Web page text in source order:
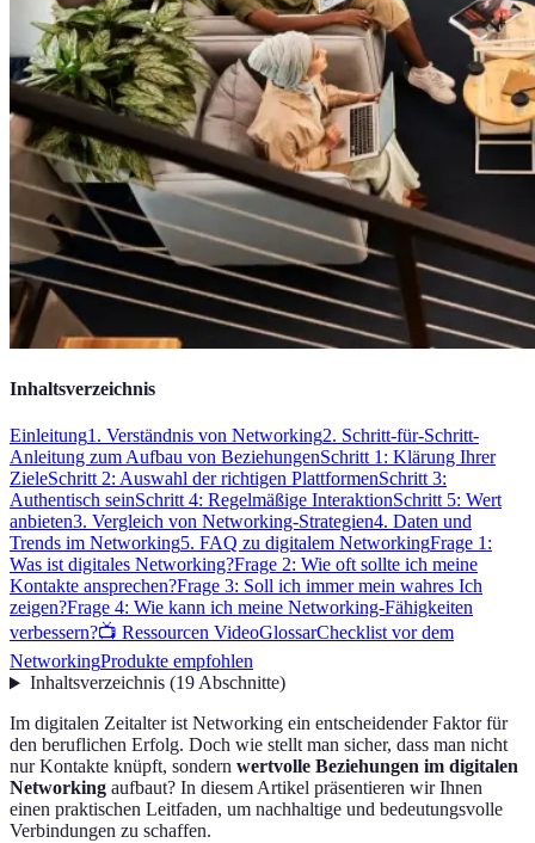
Inhaltsverzeichnis
Einleitung1. Verständnis von Networking2. Schritt-für-Schritt-
Anleitung zum Aufbau von BeziehungenSchritt 1: Klärung Ihrer
ZieleSchritt 2: Auswahl der richtigen PlattformenSchritt 3:
Authentisch seinSchritt 4: Regelmäßige InteraktionSchritt 5: Wert
anbieten3. Vergleich von Networking-Strategien4. Daten und
Trends im Networking5. FAQ zu digitalem NetworkingFrage 1:
Was ist digitales Networking?Frage 2: Wie oft sollte ich meine
Kontakte ansprechen?Frage 3: Soll ich immer mein wahres Ich
zeigen?Frage 4: Wie kann ich meine Networking-Fähigkeiten
verbessern?📺 Ressourcen VideoGlossarChecklist vor dem
NetworkingProdukte empfohlen
Inhaltsverzeichnis(19Abschnitte)
Im digitalen Zeitalter ist Networking ein entscheidender Faktor für
den beruflichen Erfolg. Doch wie stellt man sicher, dass man nicht
nur Kontakte knüpft, sondern wertvolle Beziehungen im digitalen
Networking aufbaut? In diesem Artikel präsentieren wir Ihnen
einen praktischen Leitfaden, um nachhaltige und bedeutungsvolle
Verbindungen zu schaffen.